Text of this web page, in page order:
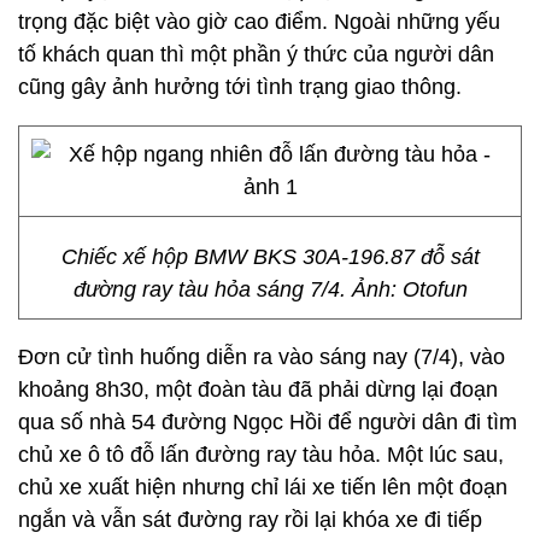
trọng đặc biệt vào giờ cao điểm. Ngoài những yếu
tố khách quan thì một phần ý thức của người dân
cũng gây ảnh hưởng tới tình trạng giao thông.
Chiếc xế hộp BMW BKS 30A-196.87 đỗ sát
đường ray tàu hỏa sáng 7/4. Ảnh: Otofun
Đơn cử tình huống diễn ra vào sáng nay (7/4), vào
khoảng 8h30, một đoàn tàu đã phải dừng lại đoạn
qua số nhà 54 đường Ngọc Hồi để người dân đi tìm
chủ xe ô tô đỗ lấn đường ray tàu hỏa. Một lúc sau,
chủ xe xuất hiện nhưng chỉ lái xe tiến lên một đoạn
ngắn và vẫn sát đường ray rồi lại khóa xe đi tiếp